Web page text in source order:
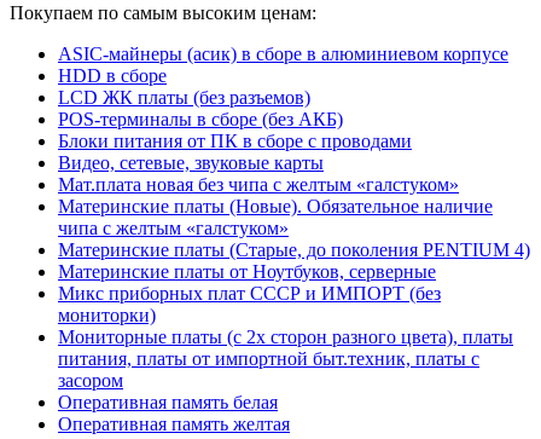
Покупаем по самым высоким ценам:
ASIC-майнеры (асик) в сборе в алюминиевом корпусе
HDD в сборе
LCD ЖК платы (без разъемов)
POS-терминалы в сборе (без АКБ)
Блоки питания от ПК в сборе с проводами
Видео, сетевые, звуковые карты
Мат.плата новая без чипа с желтым «галстуком»
Материнские платы (Новые). Обязательное наличие
чипа с желтым «галстуком»
Материнские платы (Старые, до поколения PENTIUM 4)
Материнские платы от Ноутбуков, серверные
Микс приборных плат СССР и ИМПОРТ (без
мониторки)
Мониторные платы (с 2х сторон разного цвета), платы
питания, платы от импортной быт.техник, платы с
засором
Оперативная память белая
Оперативная память желтая